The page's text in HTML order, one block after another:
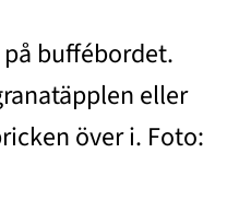
buffébordet.
eller
över i. Foto: